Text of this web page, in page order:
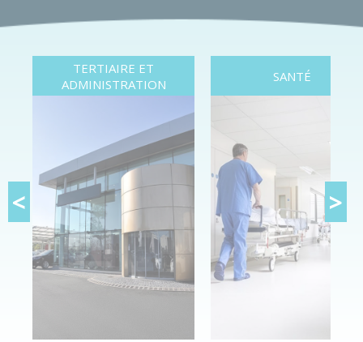
TERTIAIRE ET
ADMINISTRATION
SANTÉ
< >